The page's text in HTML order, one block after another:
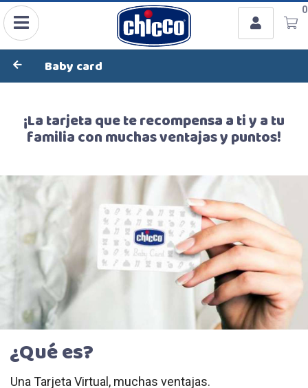
0
Usuario
Ingresar con Facebook
o
Recordar datos
INGRESAR
Olvidé mi clave Registro
Baby card
¡La tarjeta que te recompensa a ti y a tu
familia con muchas ventajas y puntos!
¿Qué es?
Una Tarjeta Virtual, muchas ventajas.